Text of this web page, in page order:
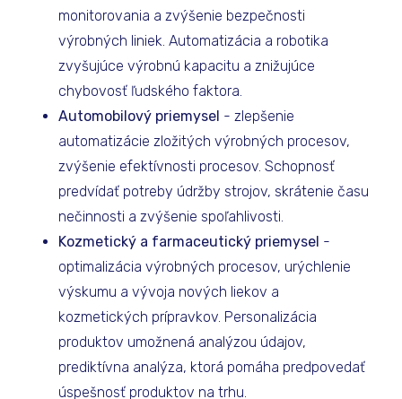
monitorovania a zvýšenie bezpečnosti
výrobných liniek. Automatizácia a robotika
zvyšujúce výrobnú kapacitu a znižujúce
chybovosť ľudského faktora.
Automobilový priemysel - zlepšenie
automatizácie zložitých výrobných procesov,
zvýšenie efektívnosti procesov. Schopnosť
predvídať potreby údržby strojov, skrátenie času
nečinnosti a zvýšenie spoľahlivosti.
Kozmetický a farmaceutický priemysel -
optimalizácia výrobných procesov, urýchlenie
výskumu a vývoja nových liekov a
kozmetických prípravkov. Personalizácia
produktov umožnená analýzou údajov,
prediktívna analýza, ktorá pomáha predpovedať
úspešnosť produktov na trhu.